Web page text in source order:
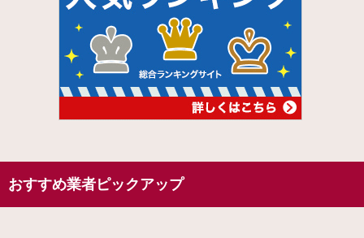
おすすめ業者ピックアップ